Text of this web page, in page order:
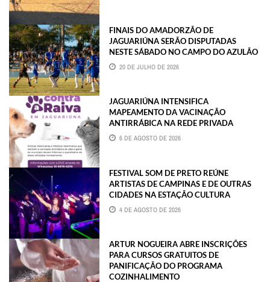
FINAIS DO AMADORZÃO DE
JAGUARIÚNA SERÃO DISPUTADAS
NESTE SÁBADO NO CAMPO DO AZULÃO
20 DE JULHO DE 2026
JAGUARIÚNA INTENSIFICA
MAPEAMENTO DA VACINAÇÃO
ANTIRRÁBICA NA REDE PRIVADA
6 DE AGOSTO DE 2026
FESTIVAL SOM DE PRETO REÚNE
ARTISTAS DE CAMPINAS E DE OUTRAS
CIDADES NA ESTAÇÃO CULTURA
4 DE AGOSTO DE 2026
ARTUR NOGUEIRA ABRE INSCRIÇÕES
PARA CURSOS GRATUITOS DE
PANIFICAÇÃO DO PROGRAMA
COZINHALIMENTO